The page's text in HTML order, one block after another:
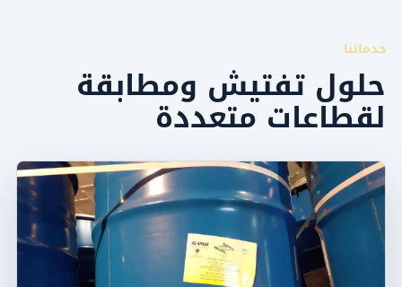
خدماتنا
حلول تفتيش ومطابقة
لقطاعات متعددة